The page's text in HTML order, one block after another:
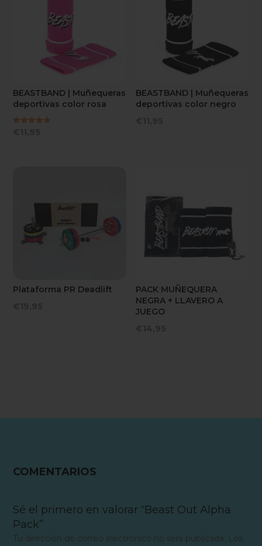
BEASTBAND | Muñequeras
deportivas color rosa
BEASTBAND | Muñequeras
deportivas color negro
Plataforma PR Deadlift
PACK MUÑEQUERA
NEGRA + LLAVERO A
JUEGO
COMENTARIOS
Sé el primero en valorar “Beast Out Alpha
Pack”
Tu dirección de correo electrónico no será publicada.
Los